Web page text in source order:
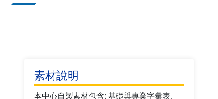
素材說明
本中心自製素材包含: 基礎與專業字彙表、